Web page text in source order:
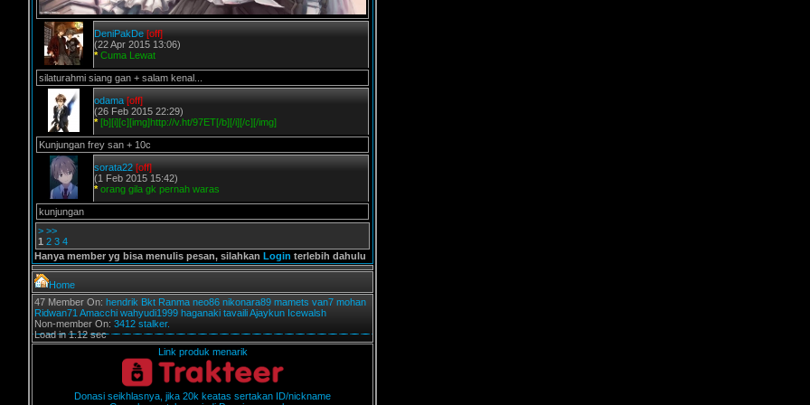
DeniPakDe [off]
(22 Apr 2015 13:06)
* Cuma Lewat
silaturahmi siang gan + salam kenal...
odama [off]
(26 Feb 2015 22:29)
* [b][i][c][img]http://v.ht/97ET[/b][/i][/c][/img]
Kunjungan frey san + 10c
sorata22 [off]
(1 Feb 2015 15:42)
* orang gila gk pernah waras
kunjungan
> >>
1 2 3 4
Hanya member yg bisa menulis pesan, silahkan Login terlebih dahulu
Home
47 Member On: hendrik Bkt Ranma neo86 nikonara89 mamets van7 mohan
Ridwan71 Amacchi wahyudi1999 haganaki tavailiAjaykun Icewalsh
Non-member On: 3412 stalker.
Load in 1.12 sec
Link produk menarik
Donasi seikhlasnya, jika 20k keatas sertakan ID/nickname